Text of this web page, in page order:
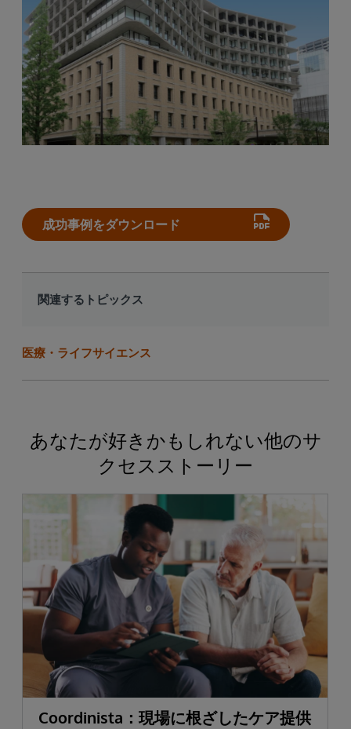
成功事例をダウンロード
関連するトピックス
医療・ライフサイエンス
あなたが好きかもしれない他のサ
クセスストーリー
Coordinista：現場に根ざしたケア提供